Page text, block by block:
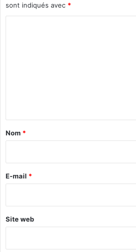
sont indiqués avec *
a
e
Nom *
E-mail *
Site web